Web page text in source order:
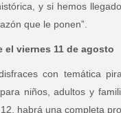
y si hemos
que le ponen”.
el viernes 11 de agosto
con temática
niños, adultos y
habrá una completa